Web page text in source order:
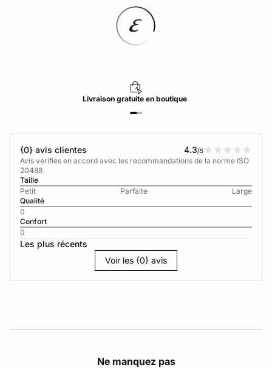
Livraisongratuiteen boutique
{0} avis clientes 4.3/5
Avis vérifiés en accord avec les recommandations de la norme ISO
20488
Taille
Petit
Parfaite
Large
Qualité
0
Confort
0
Les plus récents
Voir les {0} avis
Ne manquez pas